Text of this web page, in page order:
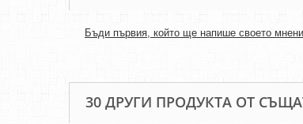
Бъди първия, който ще напише своето
30 ДРУГИ ПРОДУКТА ОТ